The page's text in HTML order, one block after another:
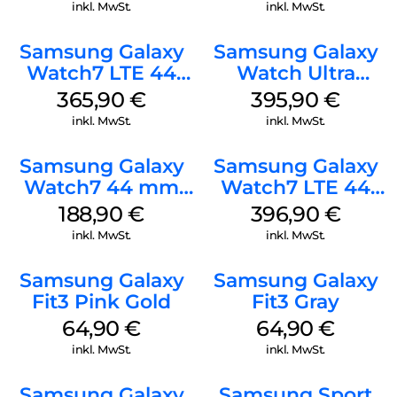
inkl. MwSt. inkl. MwSt.
Samsung Galaxy
Watch7 LTE 44
mm Silver
365,90€
inkl. MwSt.
Samsung Galaxy
Watch Ultra
Titanium Gray
395,90€
inkl. MwSt.
Samsung Galaxy
Watch7 44 mm
Green
188,90€
inkl. MwSt.
Samsung Galaxy
Watch7 LTE 44
mm Green
396,90 €
inkl. MwSt.
Samsung Galaxy
Fit3 Pink Gold
64,90€
inkl. MwSt.
Samsung Galaxy
Fit3 Gray
64,90€
inkl. MwSt.